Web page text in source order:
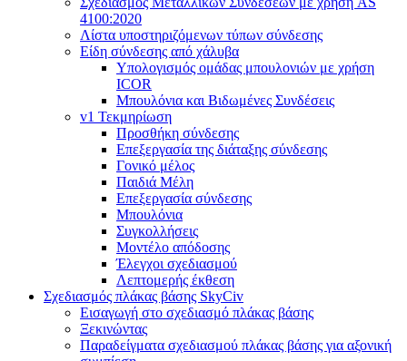
4100:2020
Λίστα υποστηριζόμενων τύπων σύνδεσης
Είδη σύνδεσης από χάλυβα
Υπολογισμός ομάδας μπουλονιών με χρήση
ICOR
Μπουλόνια και Βιδωμένες Συνδέσεις
v1 Τεκμηρίωση
Προσθήκη σύνδεσης
Επεξεργασία της διάταξης σύνδεσης
Γονικό μέλος
Παιδιά Μέλη
Επεξεργασία σύνδεσης
Μπουλόνια
Συγκολλήσεις
Μοντέλο απόδοσης
Έλεγχοι σχεδιασμού
Λεπτομερής έκθεση
Σχεδιασμός πλάκας βάσης SkyCiv
Εισαγωγή στο σχεδιασμό πλάκας βάσης
Ξεκινώντας
Παραδείγματα σχεδιασμού πλάκας βάσης για αξονική